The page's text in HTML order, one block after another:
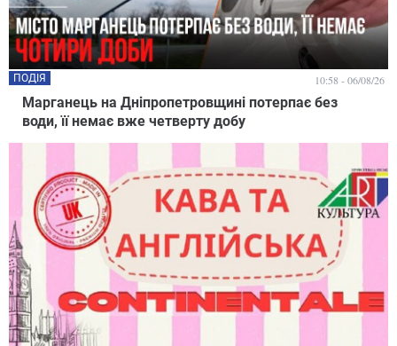
Марганець на Дніпропетровщині потерпає без
води, її немає вже четверту добу
ПОДІЯ 10:58 - 06/08/26